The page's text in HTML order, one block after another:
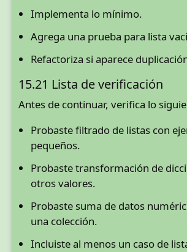
Implementa lo mínimo.
Agrega una prueba para lista
Refactoriza si aparece
15.21 Lista de verificación
Antes de continuar, verifica lo
Probaste filtrado de listas con
pequeños.
Probaste transformación de
otros valores.
Probaste suma de datos
una colección.
Incluiste al menos un caso de